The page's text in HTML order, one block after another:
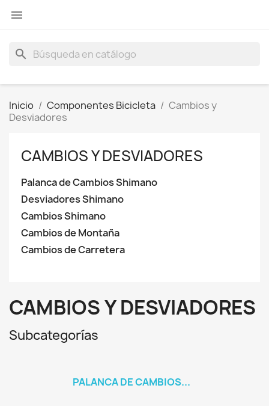

search
Inicio Componentes Bicicleta
Cambios y
Desviadores
CAMBIOS Y DESVIADORES
Palanca de Cambios Shimano
Desviadores Shimano
Cambios Shimano
Cambios de Montaña
Cambios de Carretera
CAMBIOS Y DESVIADORES
Subcategorías
PALANCA DE CAMBIOS...